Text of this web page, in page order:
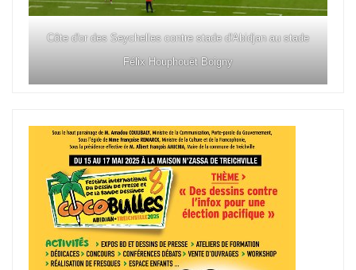
Côte d'or des Seychelles contre stade d'Abidjan au stade
Félix Houphouët Boigny